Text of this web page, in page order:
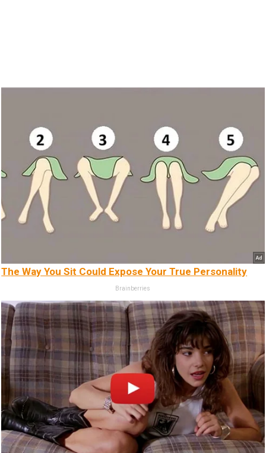
The Way You Sit Could Expose Your True Personality
Brainberries